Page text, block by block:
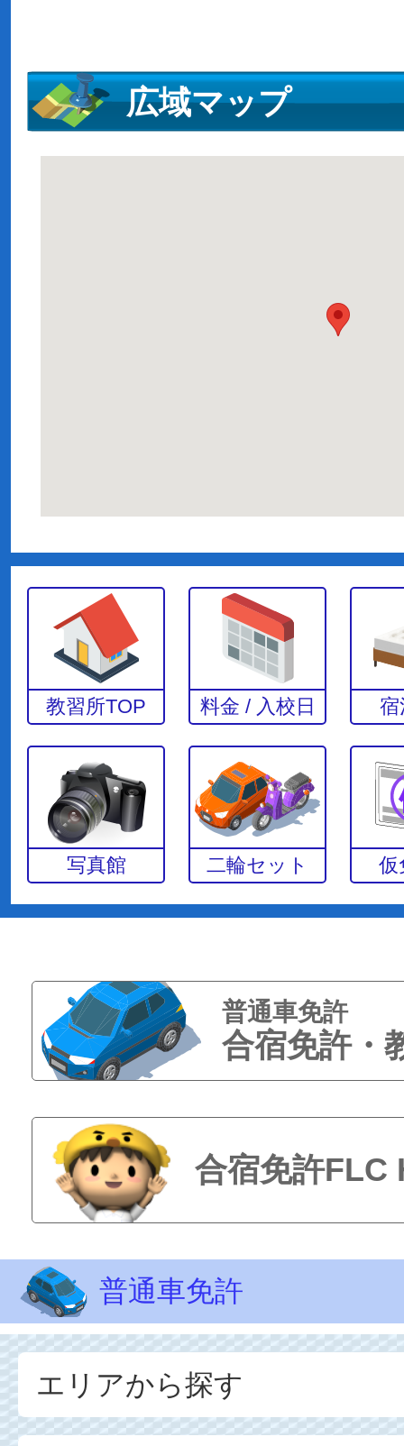
広域マップ
教習所TOP 料金 / 入校日 宿
写真館 二輪セット 仮
普通車免許
合宿免許・
合宿免許FLC
普通車免許
エリアから探す